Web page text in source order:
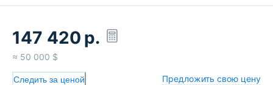
147 420 р.
≈ 50 000 $
Следить за ценой Предложить свою цену